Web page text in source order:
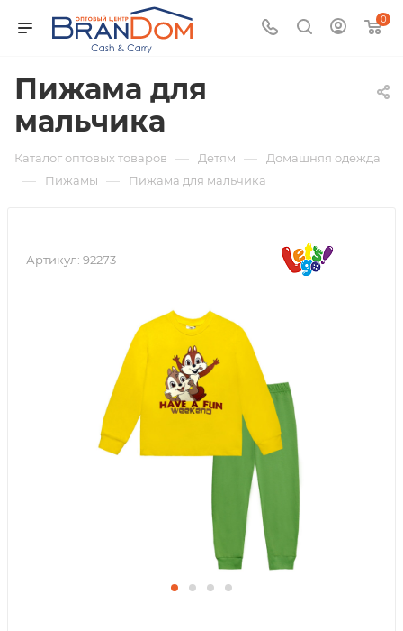
0
Пижама для
мальчика
Каталог оптовых товаров — Детям — Домашняя одежда
— Пижамы — Пижама для мальчика
Артикул: 92273